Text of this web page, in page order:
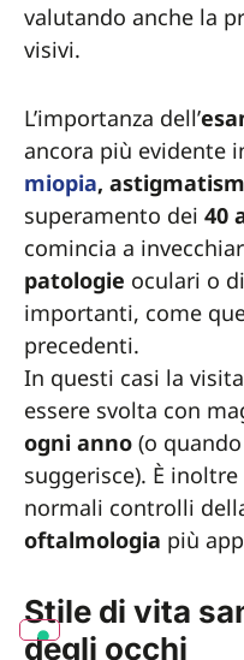
valutando anche la
visivi.
L’importanza dell’
ancora più evidente
miopia,
superamento dei 40
comincia a
patologie oculari o di
importanti, come
precedenti.
In questi casi la
essere svolta con
ogni anno (o quando
suggerisce). È
normali controlli
oftalmologia più
Stile di vita
degli occhi